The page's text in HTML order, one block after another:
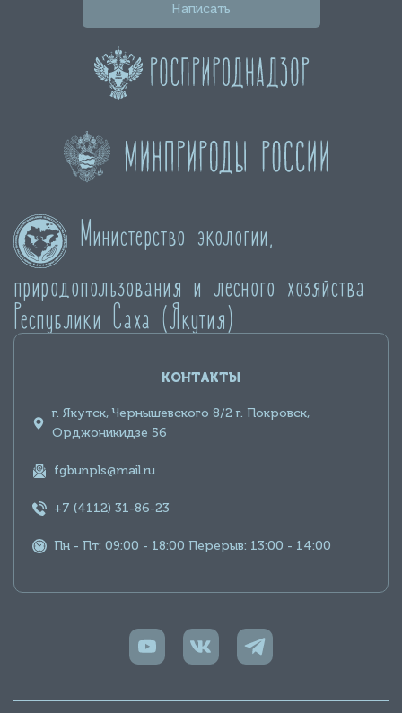
Написать
Министерство экологии,
природопользования и лесного хозяйства
Республики Саха (Якутия)
КОНТАКТЫ
г. Якутск, Чернышевского 8/2 г. Покровск,
Орджоникидзе 56
fgbunpls@mail.ru
+7 (4112) 31-86-23
Пн - Пт: 09:00 - 18:00 Перерыв: 13:00 - 14:00